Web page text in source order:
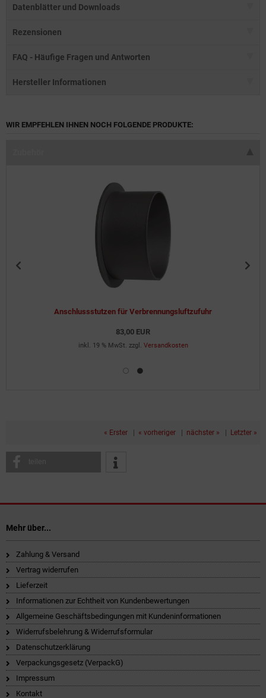
Datenblätter und Downloads
Rezensionen
FAQ - Häufige Fragen und Antworten
Hersteller Informationen
WIR EMPFEHLEN IHNEN NOCH FOLGENDE PRODUKTE:
Anschlussstutzen für Verbrennungsluftzufuhr
83,00 EUR
inkl. 19 % MwSt. zzgl. Versandkosten
« Erster « vorheriger nächster » Letzter »
teilen
Mehr über...
Zahlung & Versand
Vertrag widerrufen
Lieferzeit
Informationen zur Echtheit von Kundenbewertungen
Allgemeine Geschäftsbedingungen mit Kundeninformationen
Widerrufsbelehrung & Widerrufsformular
Datenschutzerklärung
Verpackungsgesetz (VerpackG)
Impressum
Kontakt